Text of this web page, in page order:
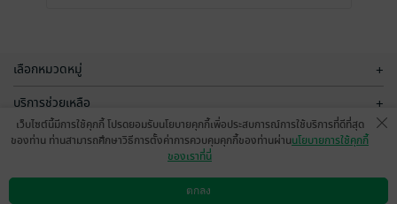
เลือกหมวดหมู่ +
บริการช่วยเหลือ +
เกี่ยวกับเรา
ติดต่อเรา
เว็บไซต์นี้มีการใช้คุกกี้ โปรดยอมรับนโยบายคุกกี้เพื่อประสบการณ์การใช้บริการที่ดีที่สุด
ของท่าน ท่านสามารถศึกษาวิธีการตั้งค่าการควบคุมคุกกี้ของท่านผ่านนโยบายการใช้คุกกี้
ของเราที่นี่
ตกลง